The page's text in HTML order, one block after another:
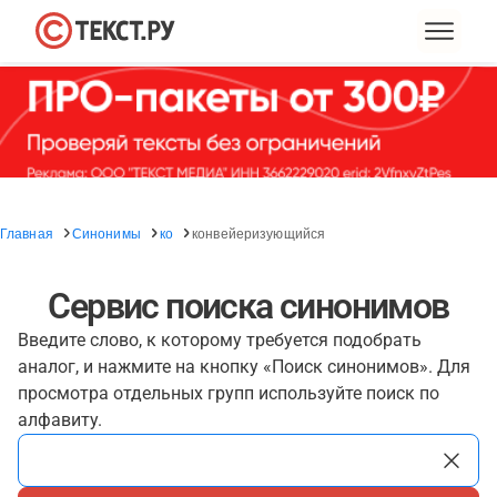
Главная Синонимы ко конвейеризующийся
Сервис поиска синонимов
Введите слово, к которому требуется подобрать
аналог, и нажмите на кнопку «Поиск синонимов». Для
просмотра отдельных групп используйте поиск по
алфавиту.